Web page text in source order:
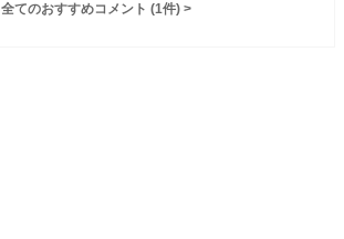
全てのおすすめコメント (1件) >